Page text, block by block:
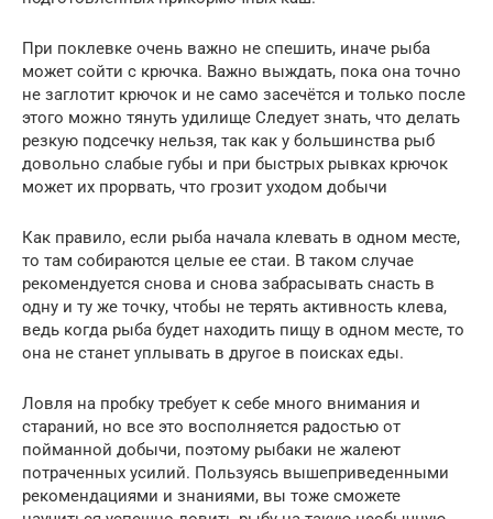
При поклевке очень важно не спешить, иначе рыба
может сойти с крючка. Важно выждать, пока она точно
не заглотит крючок и не само засечётся и только после
этого можно тянуть удилище Следует знать, что делать
резкую подсечку нельзя, так как у большинства рыб
довольно слабые губы и при быстрых рывках крючок
может их прорвать, что грозит уходом добычи
Как правило, если рыба начала клевать в одном месте,
то там собираются целые ее стаи. В таком случае
рекомендуется снова и снова забрасывать снасть в
одну и ту же точку, чтобы не терять активность клева,
ведь когда рыба будет находить пищу в одном месте, то
она не станет уплывать в другое в поисках еды.
Ловля на пробку требует к себе много внимания и
стараний, но все это восполняется радостью от
пойманной добычи, поэтому рыбаки не жалеют
потраченных усилий. Пользуясь вышеприведенными
рекомендациями и знаниями, вы тоже сможете